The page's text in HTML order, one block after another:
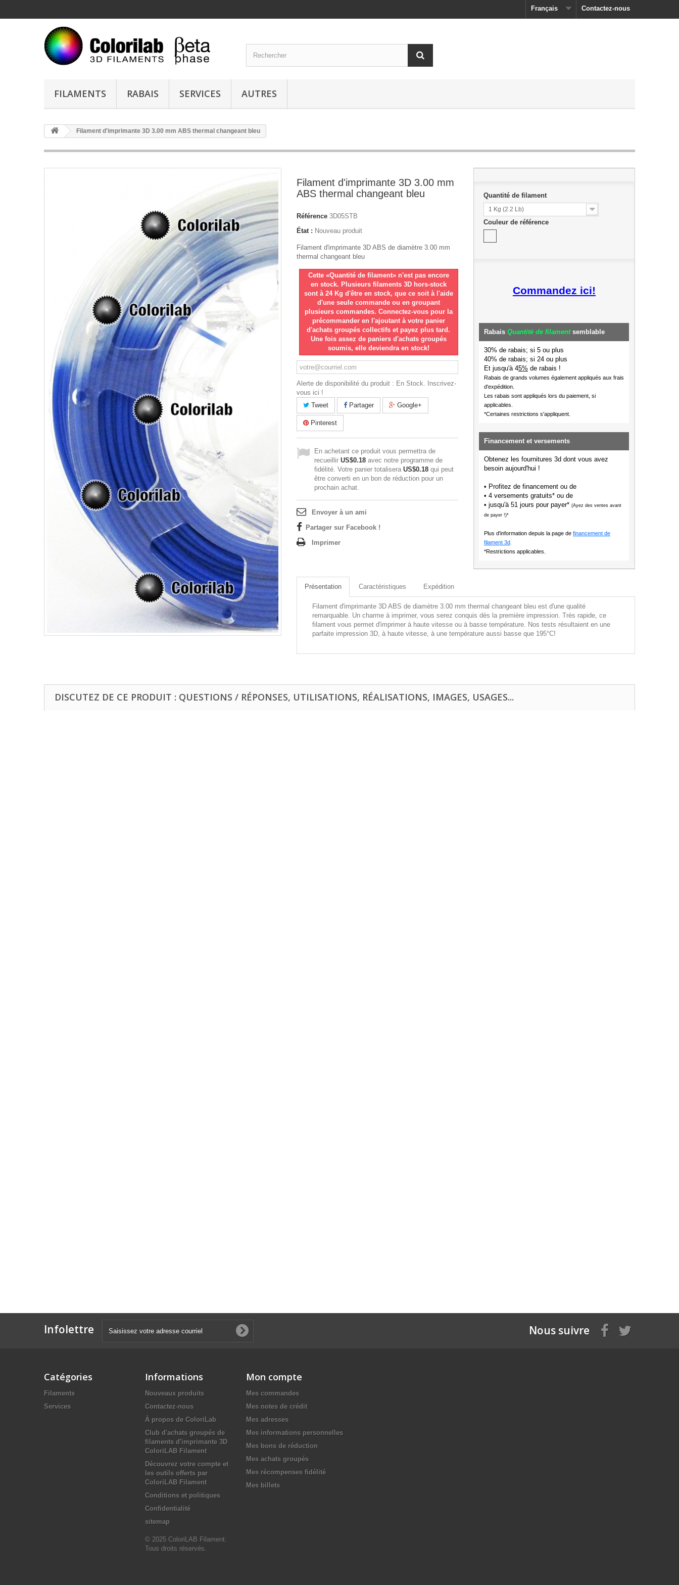
Contactez-nous
Français
FILAMENTS RABAIS SERVICES AUTRES
Filament d'imprimante 3D 3.00 mm ABS thermal changeant bleu
Filament d'imprimante 3D 3.00 mm
ABS thermal changeant bleu
Référence 3D05STB
État : Nouveau produit
Filament d'imprimante 3D ABS de diamètre 3.00 mm
thermal changeant bleu
Cette «Quantité de filament» n'est pas encore
en stock. Plusieurs filaments 3D hors-stock
sont à 24 Kg d'être en stock, que ce soit à l'aide
d'une seule commande ou en groupant
plusieurs commandes. Connectez-vous pour la
précommander en l'ajoutant à votre panier
d'achats groupés collectifs et payez plus tard.
Une fois assez de paniers d'achats groupés
soumis, elle deviendra en stock!
Alerte de disponibilité du produit : En Stock. Inscrivez-
vous ici !
Tweet
Partager Google+
Pinterest
En achetant ce produit vous permettra de
recueillir US$0.18 avec notre programme de
fidélité. Votre panier totalisera US$0.18 qui peut
être converti en un bon de réduction pour un
prochain achat.
Envoyer à un ami
Partager sur Facebook !
Imprimer
Quantité de filament
1 Kg (2.2 Lb)
Couleur de référence
Commandez ici!
Rabais Quantité de filamentsemblable
30% de rabais; si 5 ou plus
40% de rabais; si 24 ou plus
Et jusqu'à 45% de rabais !
Rabais de grands volumes également appliqués aux frais
d'expédition.
Les rabais sont appliqués lors du paiement, si
applicables.
*Certaines restrictions s'appliquent.
Financement et versements
Obtenez les fournitures 3d dont vous avez
besoin aujourd'hui !
• Profitez de financement ou de
• 4 versements gratuits* ou de
• jusqu'à 51 jours pour payer* (Ayez des ventes avant
de payer !)*
Plus d'information depuis la page de financement de
filament 3d.
*Restrictions applicables.
Présentation Caractéristiques Expédition
Filament d'imprimante 3D ABS de diamètre 3.00 mm thermal changeant bleu est d'une qualité
remarquable. Un charme à imprimer, vous serez conquis dès la première impression. Très rapide, ce
filament vous permet d'imprimer à haute vitesse ou à basse température. Nos tests résultaient en une
parfaite impression 3D, à haute vitesse, à une température aussi basse que 195°C!
DISCUTEZ DE CE PRODUIT : QUESTIONS / RÉPONSES, UTILISATIONS, RÉALISATIONS, IMAGES, USAGES...
Infolettre Nous suivre
Catégories
Filaments
Services
Informations
Nouveaux produits
Contactez-nous
À propos de ColoriLab
Club d'achats groupés de
filaments d'imprimante 3D
ColoriLAB Filament
Découvrez votre compte et
les outils offerts par
ColoriLAB Filament
Conditions et politiques
Confidentialité
sitemap
© 2025 ColoriLAB Filament.
Tous droits réservés.
Mon compte
Mes commandes
Mes notes de crédit
Mes adresses
Mes informations personnelles
Mes bons de réduction
Mes achats groupés
Mes récompenses fidélité
Mes billets